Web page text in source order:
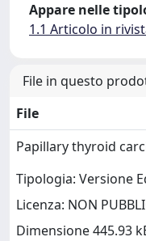
Appare nelle
1.1 Articolo in
File in questo
File
Papillary thyroid
Tipologia: Versione
Licenza: NON
Dimensione 445.93